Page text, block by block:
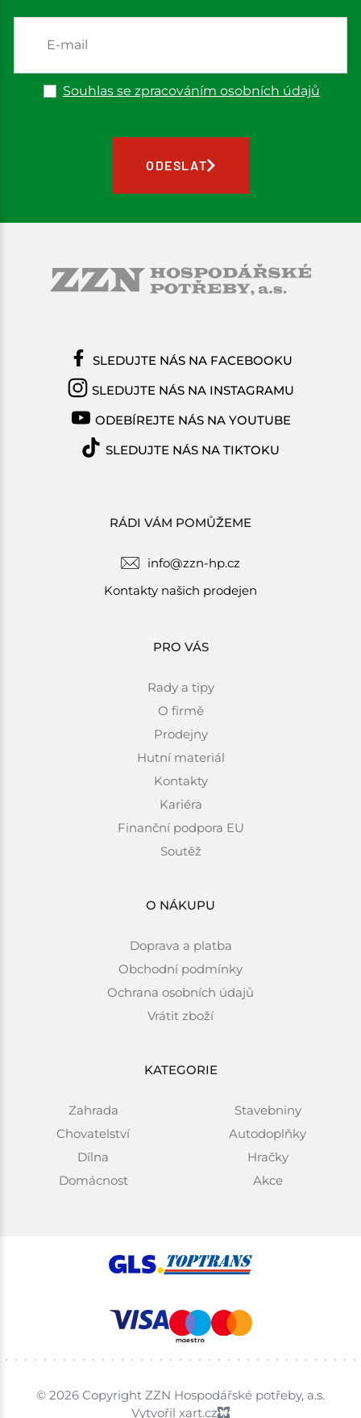
Souhlas se zpracováním osobních údajů
ODESLAT
RÁDI VÁM POMŮŽEME
info@zzn-hp.cz
Kontakty našich prodejen
PRO VÁS
Rady a tipy
O firmě
Prodejny
Hutní materiál
Kontakty
Kariéra
Finanční podpora EU
Soutěž
O NÁKUPU
Doprava a platba
Obchodní podmínky
Ochrana osobních údajů
Vrátit zboží
KATEGORIE
Zahrada
Chovatelství
Dílna
Domácnost
Stavebniny
Autodoplňky
Hračky
Akce
SLEDUJTE NÁS NA FACEBOOKU
SLEDUJTE NÁS NA INSTAGRAMU
ODEBÍREJTE NÁS NA YOUTUBE
SLEDUJTE NÁS NA TIKTOKU
© 2026 Copyright ZZN Hospodářské potřeby, a.s.
Vytvořil xart.cz